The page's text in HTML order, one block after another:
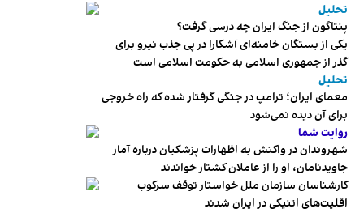
تحلیل
پنتاگون از جنگ ایران چه درسی گرفت؟
یکی از بستگان خامنه‌ای آشکارا در پی جذب نیرو برای
گذر از جمهوری اسلامی به حکومت اسلامی است
تحلیل
معمای ایران؛ ترامپ در جنگی گرفتار شده که راه خروجی
برای آن دیده نمی‌شود
روایت شما
شهروندان در واکنش به اظهارات پزشکیان درباره آمار
جاویدنامان، او را از عاملان کشتار خواندند
کارشناسان سازمان ملل خواستار توقف سرکوب
اقلیت‌های اتنیکی در ایران شدند